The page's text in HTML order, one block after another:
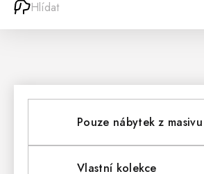
Hlídat
Pouze nábytek z masivu
Vlastní kolekce